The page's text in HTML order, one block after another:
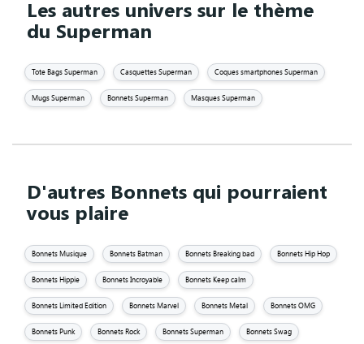
Les autres univers sur le thème
du Superman
Tote Bags Superman Casquettes Superman Coques smartphones Superman
Mugs Superman Bonnets Superman Masques Superman
D'autres Bonnets qui pourraient
vous plaire
Bonnets Musique Bonnets Batman Bonnets Breaking bad Bonnets Hip Hop
Bonnets Hippie Bonnets Incroyable Bonnets Keep calm
Bonnets Limited Edition Bonnets Marvel Bonnets Metal Bonnets OMG
Bonnets Punk Bonnets Rock Bonnets Superman Bonnets Swag